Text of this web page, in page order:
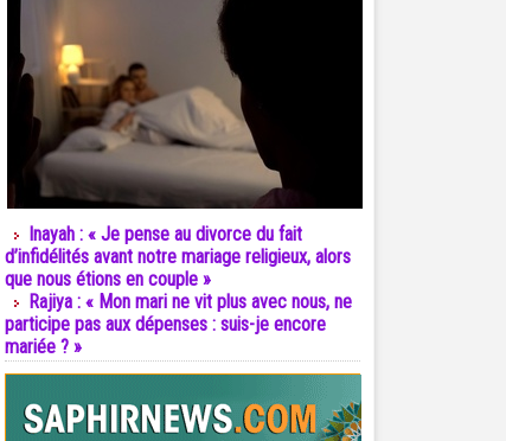
Inayah : « Je pense au divorce du fait
d’infidélités avant notre mariage religieux, alors
que nous étions en couple »
Rajiya : « Mon mari ne vit plus avec nous, ne
participe pas aux dépenses : suis-je encore
mariée ? »